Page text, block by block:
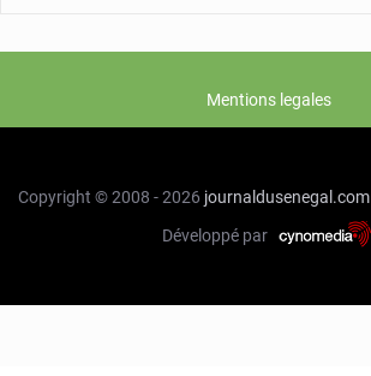
Mentions legales
Copyright © 2008 - 2026 journaldusenegal.com
Développé par